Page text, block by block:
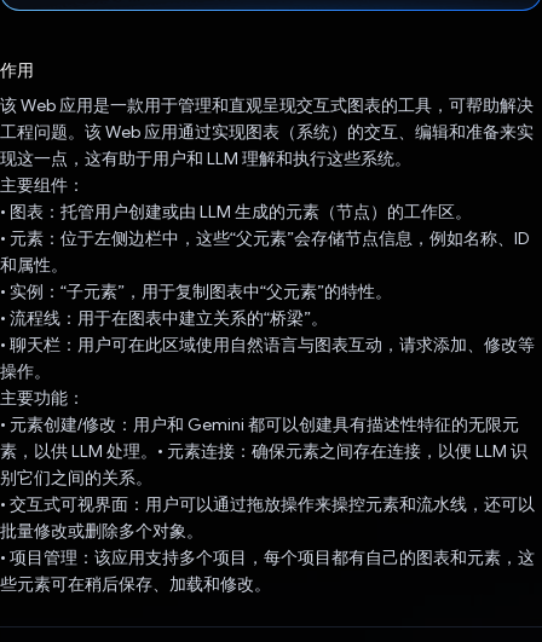
作用
该 Web 应用是一款用于管理和直观呈现交互式图表的工具，可帮助解决
工程问题。该 Web 应用通过实现图表（系统）的交互、编辑和准备来实
现这一点，这有助于用户和 LLM 理解和执行这些系统。
主要组件：
• 图表：托管用户创建或由 LLM 生成的元素（节点）的工作区。
• 元素：位于左侧边栏中，这些“父元素”会存储节点信息，例如名称、ID
和属性。
• 实例：“子元素”，用于复制图表中“父元素”的特性。
• 流程线：用于在图表中建立关系的“桥梁”。
• 聊天栏：用户可在此区域使用自然语言与图表互动，请求添加、修改等
操作。
主要功能：
• 元素创建/修改：用户和 Gemini 都可以创建具有描述性特征的无限元
素，以供 LLM 处理。• 元素连接：确保元素之间存在连接，以便 LLM 识
别它们之间的关系。
• 交互式可视界面：用户可以通过拖放操作来操控元素和流水线，还可以
批量修改或删除多个对象。
• 项目管理：该应用支持多个项目，每个项目都有自己的图表和元素，这
些元素可在稍后保存、加载和修改。